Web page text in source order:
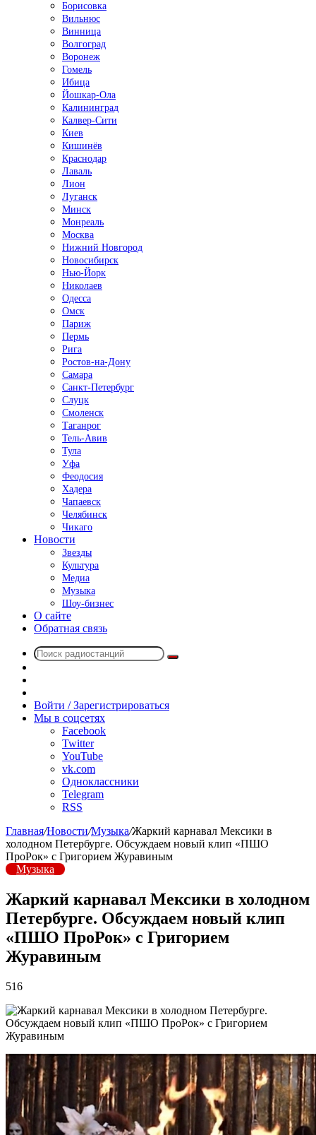
Борисовка
Вильнюс
Винница
Волгоград
Воронеж
Гомель
Ибица
Йошкар-Ола
Калининград
Калвер-Сити
Киев
Кишинёв
Краснодар
Лаваль
Лион
Луганск
Минск
Монреаль
Москва
Нижний Новгород
Новосибирск
Нью-Йорк
Николаев
Одесса
Омск
Париж
Пермь
Рига
Ростов-на-Дону
Самара
Санкт-Петербург
Слуцк
Смоленск
Таганрог
Тель-Авив
Тула
Уфа
Феодосия
Хадера
Чапаевск
Челябинск
Чикаго
Новости
Звезды
Культура
Медиа
Музыка
Шоу-бизнес
О сайте
Обратная связь
Поиск
радио
Войти / Зарегистрироваться
Мы в соцсетях
Facebook
Twitter
YouTube
vk.com
Одноклассники
Telegram
RSS
Главная/Новости/Музыка/Жаркий карнавал Мексики в
холодном Петербурге. Обсуждаем новый клип «ПШО
ПроРок» с Григорием Журавиным
Музыка
Жаркий карнавал Мексики в холодном
Петербурге. Обсуждаем новый клип
«ПШО ПроРок» с Григорием
Журавиным
516